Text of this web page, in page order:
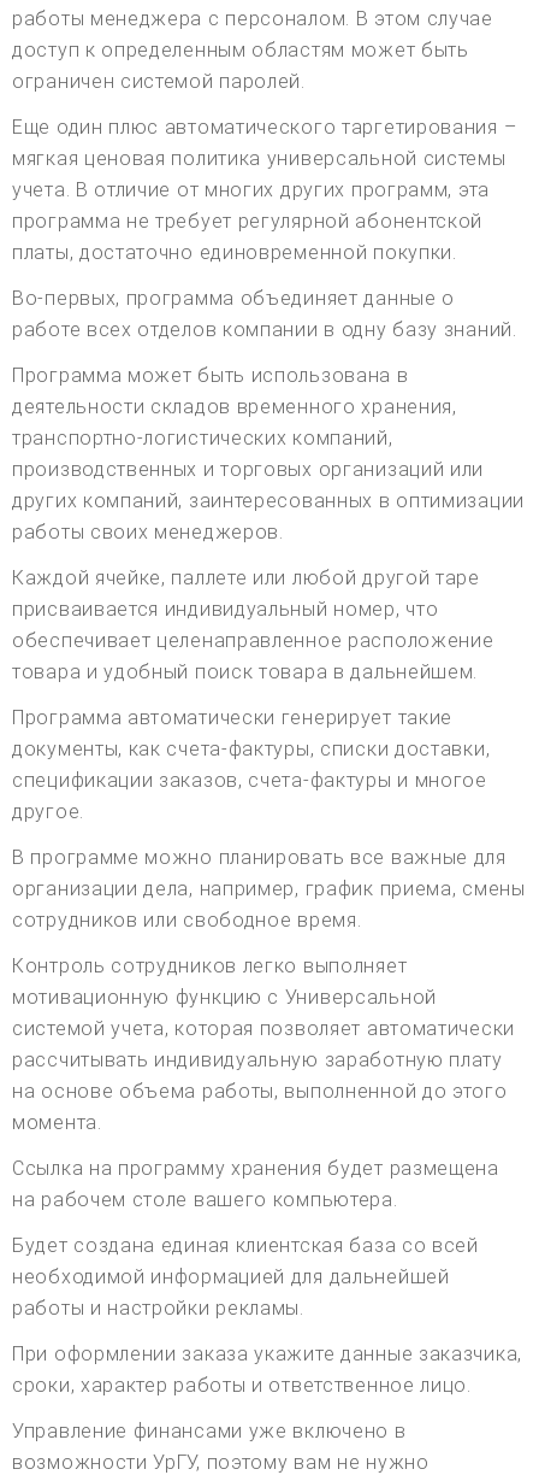
работы менеджера с персоналом. В этом случае
доступ к определенным областям может быть
ограничен системой паролей.
Еще один плюс автоматического таргетирования –
мягкая ценовая политика универсальной системы
учета. В отличие от многих других программ, эта
программа не требует регулярной абонентской
платы, достаточно единовременной покупки.
Во-первых, программа объединяет данные о
работе всех отделов компании в одну базу знаний.
Программа может быть использована в
деятельности складов временного хранения,
транспортно-логистических компаний,
производственных и торговых организаций или
других компаний, заинтересованных в оптимизации
работы своих менеджеров.
Каждой ячейке, паллете или любой другой таре
присваивается индивидуальный номер, что
обеспечивает целенаправленное расположение
товара и удобный поиск товара в дальнейшем.
Программа автоматически генерирует такие
документы, как счета-фактуры, списки доставки,
спецификации заказов, счета-фактуры и многое
другое.
В программе можно планировать все важные для
организации дела, например, график приема, смены
сотрудников или свободное время.
Контроль сотрудников легко выполняет
мотивационную функцию с Универсальной
системой учета, которая позволяет автоматически
рассчитывать индивидуальную заработную плату
на основе объема работы, выполненной до этого
момента.
Ссылка на программу хранения будет размещена
на рабочем столе вашего компьютера.
Будет создана единая клиентская база со всей
необходимой информацией для дальнейшей
работы и настройки рекламы.
При оформлении заказа укажите данные заказчика,
сроки, характер работы и ответственное лицо.
Управление финансами уже включено в
возможности УрГУ, поэтому вам не нужно